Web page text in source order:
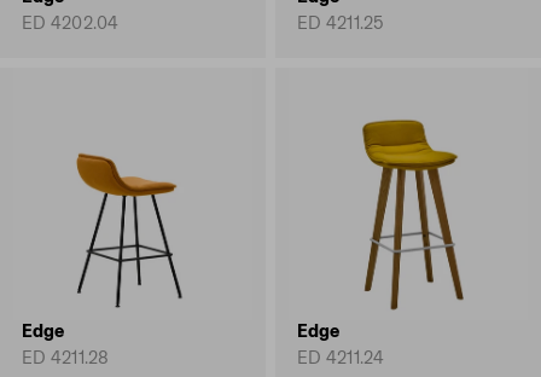
ED 4202.04
ED 4211.25
Edge
ED 4211.28
Edge
ED 4211.24